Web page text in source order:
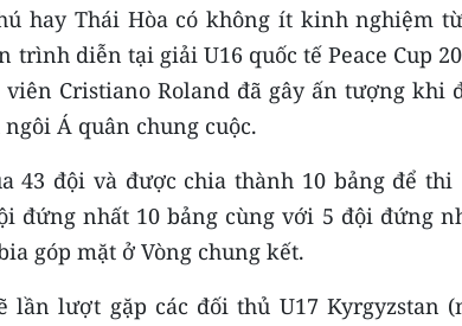
hay Thái Hòa có không ít kinh nghiệm
diễn tại giải U16 quốc tế Peace Cup
Cristiano Roland đã gây ấn tượng khi
Á quân chung cuộc.
43 đội và được chia thành 10 bảng để thi
đứng nhất 10 bảng cùng với 5 đội đứng
góp mặt ở Vòng chung kết.
lượt gặp các đối thủ U17 Kyrgyzstan